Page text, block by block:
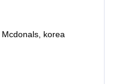
korea